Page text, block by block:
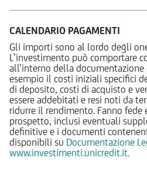
CALENDARIO PAGAMENTI
Gli importi sono al lordo degli
L’investimento può comportare
all’interno della documentazione
esempio il costi iniziali specifici
di deposito, costi di acquisto e
essere addebitati e resi noti da
ridurre il rendimento. Fanno fede
prospetto, inclusi eventuali
definitive e i documenti
disponibili su Documentazione
www.investimenti.unicredit.it.